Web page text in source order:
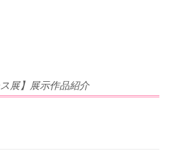
展】展示作品紹介